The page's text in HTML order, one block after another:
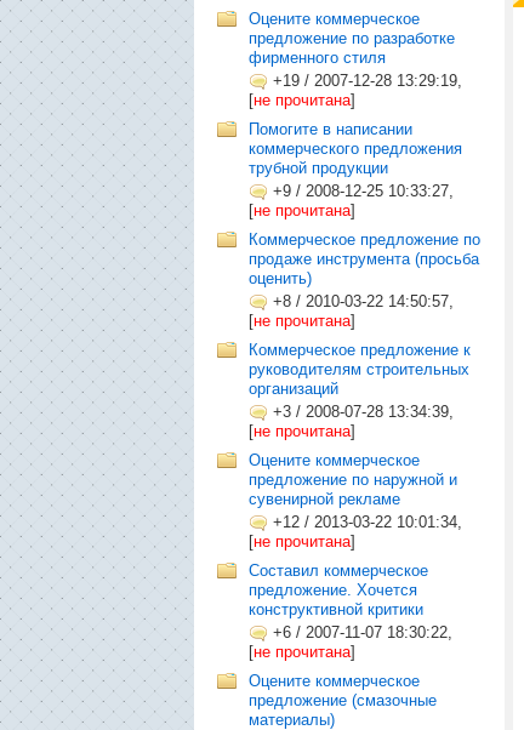
Оцените коммерческое
предложение по разработке
фирменного стиля
+19 / 2007-12-28 13:29:19,
[не прочитана]
Помогите в написании
коммерческого предложения
трубной продукции
+9 / 2008-12-25 10:33:27,
[не прочитана]
Коммерческое предложение по
продаже инструмента (просьба
оценить)
+8 / 2010-03-22 14:50:57,
[не прочитана]
Коммерческое предложение к
руководителям строительных
организаций
+3 / 2008-07-28 13:34:39,
[не прочитана]
Оцените коммерческое
предложение по наружной и
сувенирной рекламе
+12 / 2013-03-22 10:01:34,
[не прочитана]
Составил коммерческое
предложение. Хочется
конструктивной критики
+6 / 2007-11-07 18:30:22,
[не прочитана]
Оцените коммерческое
предложение (смазочные
материалы)